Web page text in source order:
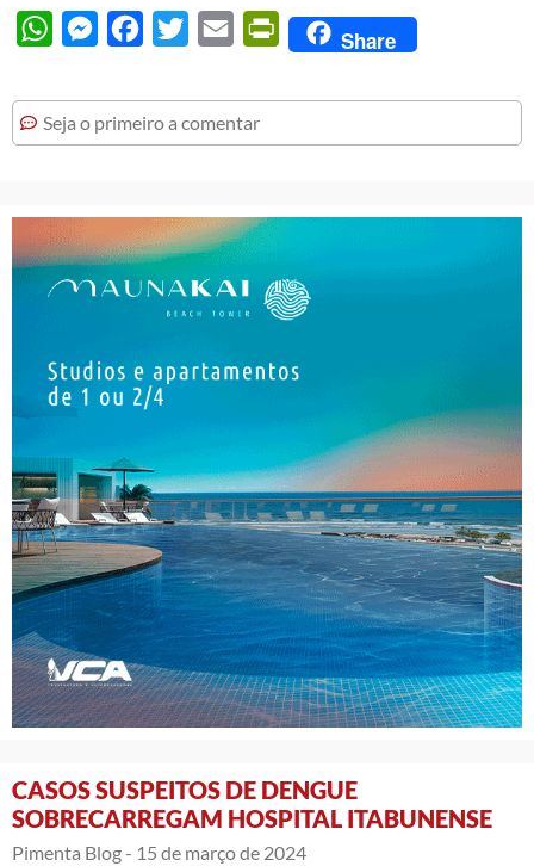
WhatsAppMessengerFacebook
Twitter Email PrintFriendly
Share
Seja o primeiro a comentar
CASOS SUSPEITOS DE DENGUE
SOBRECARREGAM HOSPITAL ITABUNENSE
Pimenta Blog - 15 de março de 2024